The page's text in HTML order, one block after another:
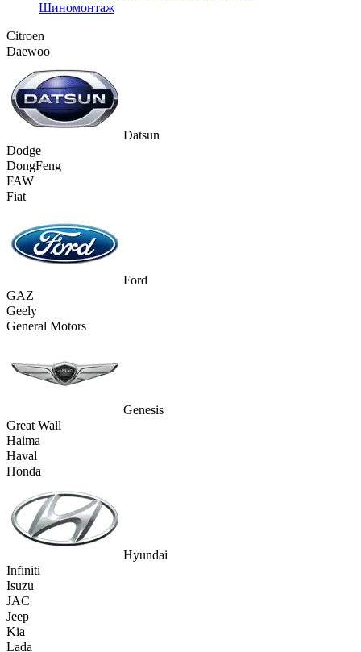
Шиномонтаж
Citroen
Daewoo
Datsun
Dodge
DongFeng
FAW
Fiat
Ford
GAZ
Geely
General Motors
Genesis
Great Wall
Haima
Haval
Honda
Hyundai
Infiniti
Isuzu
JAC
Jeep
Kia
Lada